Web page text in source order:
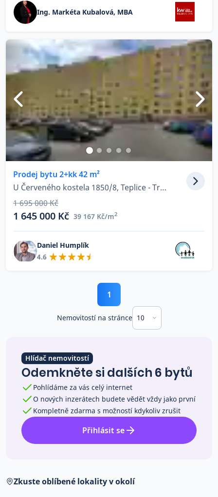
Ing. Markéta Kubalová, MBA
Prodej bytu 2+kk 42 m²
U Červeného kostela 1850/8, Teplice - Trnovany
1 695 000 Kč
1 645 000 Kč 39 167 Kč/m2
Daniel Humplík
4.6
1
Nemovitostí na stránce 10
Hlídač nemovitostí
Odemkněte si dalších 6 bytů
Pohlídáme za vás celý internet
O nových inzerátech budete vědět vždy jako první
Kompletně zdarma s možností kdykoliv zrušit
Přihlásit se
Zkuste oblíbené lokality v okolí